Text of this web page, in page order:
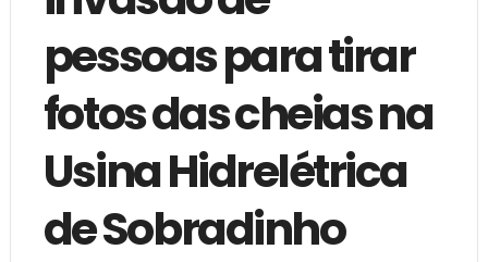
pessoas para tirar
fotos das cheias na
Usina Hidrelétrica
de Sobradinho